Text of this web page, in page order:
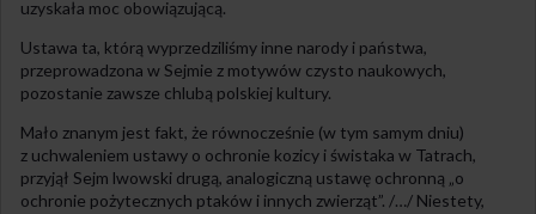
uzyskała moc obowiązującą.
Ustawa ta, którą wyprzedziliśmy inne narody i państwa,
przeprowadzona w Sejmie z motywów czysto naukowych,
pozostanie zawsze chlubą polskiej kultury.
Mało znanym jest fakt, że równocześnie (w tym samym dniu)
z uchwaleniem ustawy o ochronie kozicy i świstaka w Tatrach,
przyjął Sejm lwowski drugą, analogiczną ustawę ochronną „o
ochronie pożytecznych ptaków i innych zwierząt”. /…/ Niestety,